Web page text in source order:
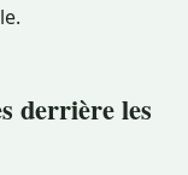
derrière les